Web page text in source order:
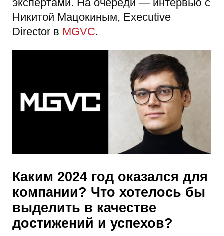
Никитой Мацокиным, Executive
Director в MGVC.
Каким 2024 год оказался для
компании? Что хотелось бы
выделить в качестве
достижений и успехов?